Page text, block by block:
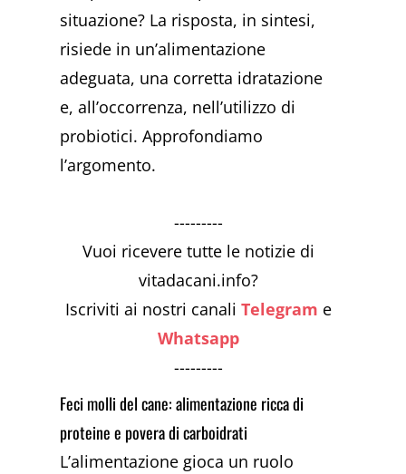
situazione? La risposta, in sintesi,
risiede in un’alimentazione
adeguata, una corretta idratazione
e, all’occorrenza, nell’utilizzo di
probiotici. Approfondiamo
l’argomento.
---------
Vuoi ricevere tutte le notizie di
vitadacani.info?
Iscriviti ai nostri canaliTelegram e
Whatsapp
---------
Feci molli del cane: alimentazione ricca di
proteine e povera di carboidrati
L’alimentazione gioca un ruolo